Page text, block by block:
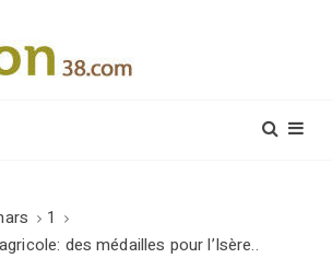
1
des médailles pour l’Isère..